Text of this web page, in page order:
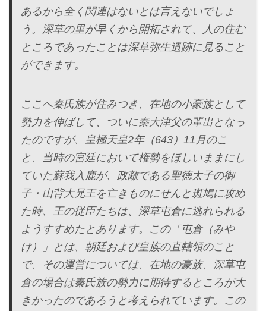
あるから全く関連はないとは言えないでしょ
う。深草の里が早くから開拓されて、人の住む
ところであったことは深草弥生遺跡に見ること
ができます。
ここへ秦氏族が住みつき、在地の小豪族として
勢力を伸ばして、ついに秦大津父の輩出となっ
たのですが、皇極天皇2年（643）11月のこ
と、当時の宮廷において権勢をほしいままにし
ていた蘇我入鹿が、政敵である聖徳太子の御
子・山背大兄王を亡きものにせんと斑鳩に攻め
た時、王の従臣たちは、深草屯倉に逃れられる
ようすすめたとあります。この「屯倉（みや
け）」とは、朝廷および皇族の直轄領のこと
で、その運営については、在地の豪族、深草屯
倉の場合は秦氏族の勢力に期待するところが大
きかったのであろうと考えられています。この